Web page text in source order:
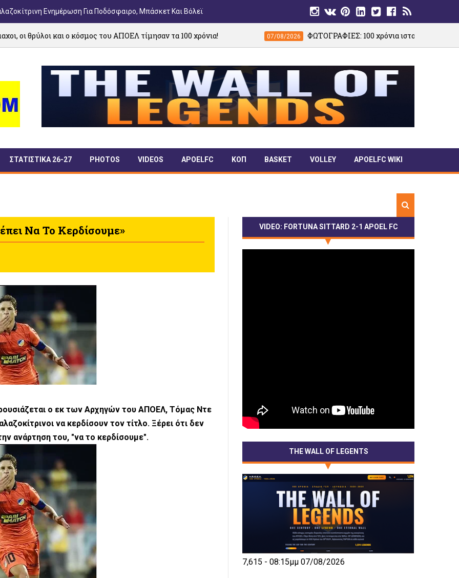
Ενημέρωση Για Ποδόσφαιρο, Μπάσκετ Και Βόλεϊ
και ο κόσμος του ΑΠΟΕΛ τίμησαν τα 100 χρόνια! 07/08/2026 ΦΩΤΟΓΡΑΦΙΕΣ: 100 χρόνια ιστορίας σε μία βραδιά –
ΣΤΑΤΙΣΤΙΚΑ 26-27 PHOTOS VIDEOS APOELFC ΚΟΠ BASKET VOLLEY APOELFC WIKI
Να Το Κερδίσουμε»
ο εκ των Αρχηγών του ΑΠΟΕΛ, Τόμας Ντε
να κερδίσουν τον τίτλο. Ξέρει ότι δεν
ανάρτηση του, "να το κερδίσουμε".
VIDEO: FORTUNA SITTARD 2-1 APOEL FC
THE WALL OF LEGENTS
7,615 - 08:15μμ 07/08/2026